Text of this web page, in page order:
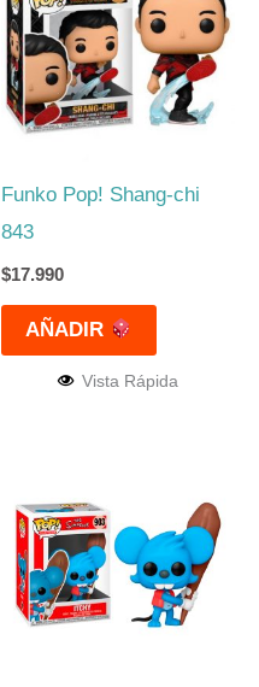
Funko Pop! Shang-chi
843
$17.990
AÑADIR
Vista Rápida